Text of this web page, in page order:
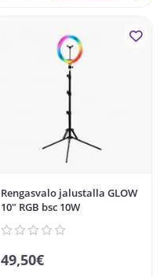
Rengasvalo jalustalla GLOW
10" RGB bsc 10W
49,50€